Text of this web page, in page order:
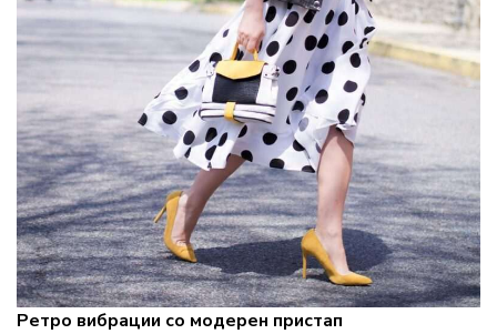
Ретро вибрации со модерен пристап